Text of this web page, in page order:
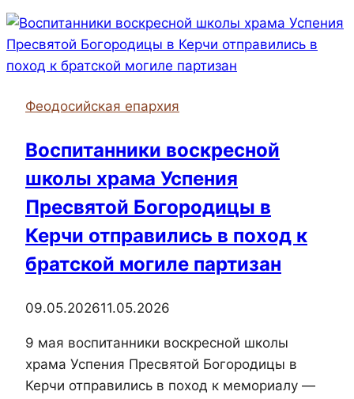
настоятель
храма
святой
Ирины
подразделение
МЧС
города
Керчи
Феодосийская епархия
Воспитанники воскресной
школы храма Успения
Пресвятой Богородицы в
Керчи отправились в поход к
братской могиле партизан
09.05.202611.05.2026
9 мая воспитанники воскресной школы
храма Успения Пресвятой Богородицы в
Керчи отправились в поход к мемориалу —